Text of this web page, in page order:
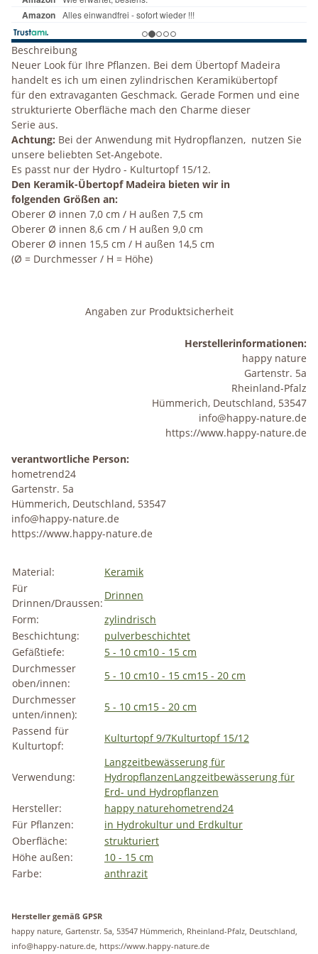
Beschreibung
Neuer Look für Ihre Pflanzen. Bei dem Übertopf Madeira
handelt es ich um einen zylindrischen Keramikübertopf
für den extravaganten Geschmack. Gerade Formen und eine
strukturierte Oberfläche mach den Charme dieser
Serie aus.
Achtung: Bei der Anwendung mit Hydropflanzen, nutzen Sie
unsere beliebten Set-Angebote.
Es passt nur der Hydro - Kulturtopf 15/12.
Den Keramik-Übertopf Madeira bieten wir in
folgenden Größen an:
Oberer Ø innen 7,0 cm / H außen 7,5 cm
Oberer Ø innen 8,6 cm / H außen 9,0 cm
Oberer Ø innen 15,5 cm / H außen 14,5 cm
(Ø = Durchmesser / H = Höhe)
Angaben zur Produktsicherheit
Herstellerinformationen:
happy nature
Gartenstr. 5a
Rheinland-Pfalz
Hümmerich, Deutschland, 53547
info@happy-nature.de
https://www.happy-nature.de
verantwortliche Person:
hometrend24
Gartenstr. 5a
Hümmerich, Deutschland, 53547
info@happy-nature.de
https://www.happy-nature.de
Material:
Keramik
Für
Drinnen/Draussen:
Drinnen
Form:
zylindrisch
Beschichtung:
pulverbeschichtet
Gefäßtiefe:
5 - 10 cm10 - 15 cm
Durchmesser
oben/innen:
5 - 10 cm10 - 15 cm15 - 20 cm
Durchmesser
unten/innen):
5 - 10 cm15 - 20 cm
Passend für
Kulturtopf:
Kulturtopf 9/7Kulturtopf 15/12
Verwendung:
Langzeitbewässerung für
HydropflanzenLangzeitbewässerung für
Erd- und Hydropflanzen
Hersteller:
happy naturehometrend24
Für Pflanzen:
in Hydrokultur und Erdkultur
Oberfläche:
strukturiert
Höhe außen:
10 - 15 cm
Farbe:
anthrazit
Hersteller gemäß GPSR
happy nature, Gartenstr. 5a, 53547 Hümmerich, Rheinland-Pfalz, Deutschland,
info@happy-nature.de, https://www.happy-nature.de